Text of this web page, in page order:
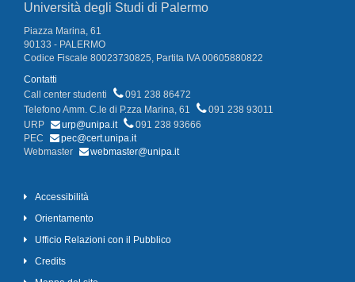
Università degli Studi di Palermo
Piazza Marina, 61
90133 - PALERMO
Codice Fiscale 80023730825, Partita IVA 00605880822
Contatti
Call center studenti
091 238 86472
Telefono Amm. C.le di P.zza Marina, 61
091 238 93011
URP
urp@unipa.it
091 238 93666
PEC
pec@cert.unipa.it
Webmaster
webmaster@unipa.it
Accessibilità
Orientamento
Ufficio Relazioni con il Pubblico
Credits